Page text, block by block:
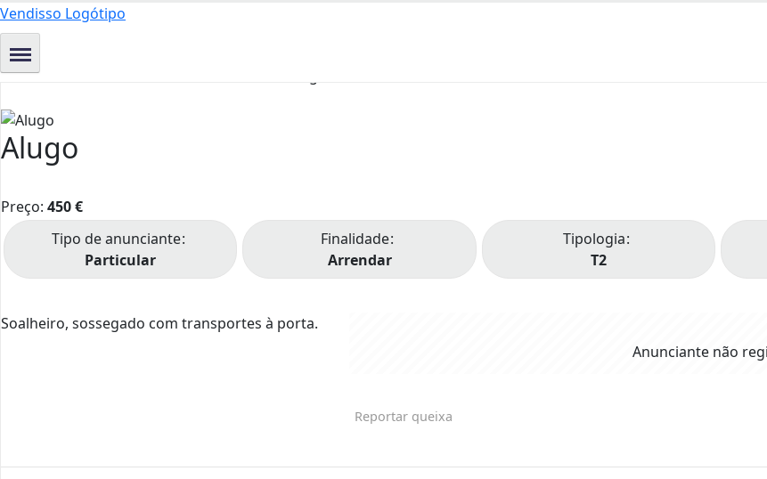
Vendisso Logótipo
Alugo
Preço: 450€
Tipo de anunciante
Particular
Finalidade
Arrendar
Tipologia
T2
Soalheiro, sossegado com transportes à porta.
Anunciante não
Reportar queixa